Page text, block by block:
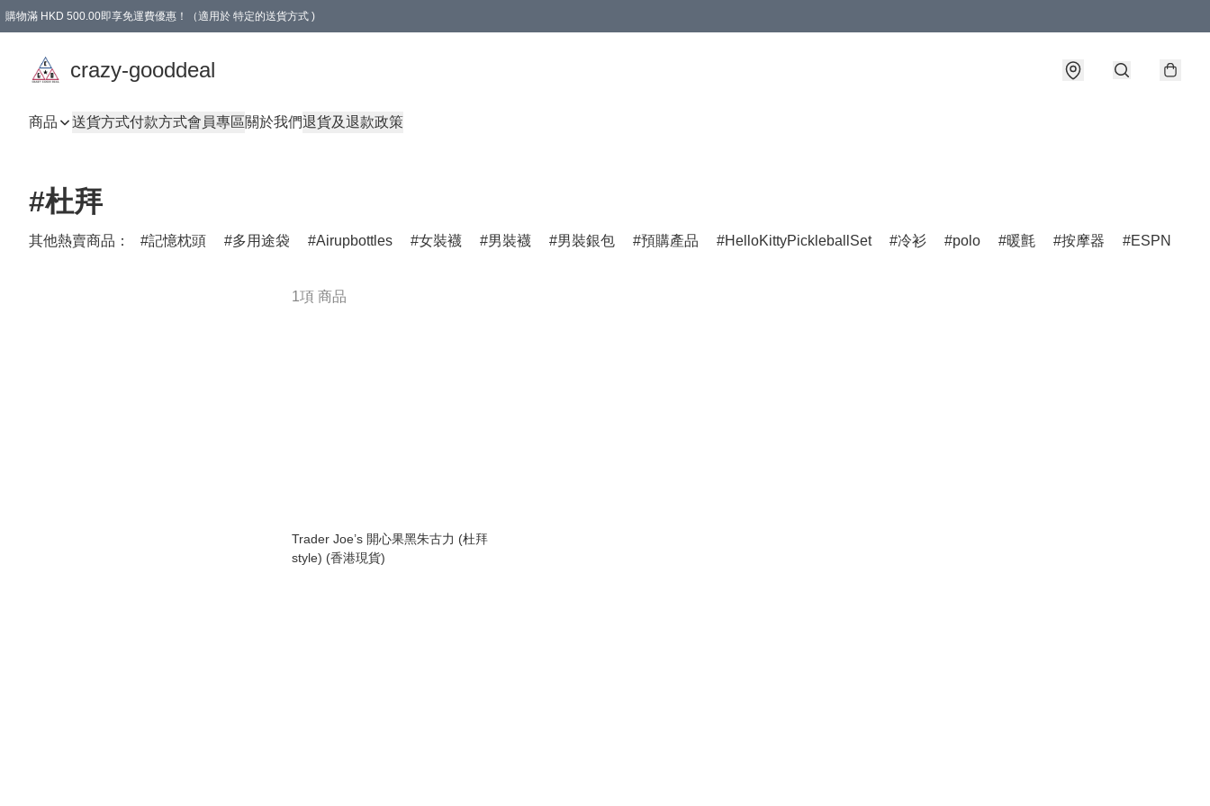
購物滿 HKD 500.00即享免運費優惠！（適用於 特定的送貨方式 )
crazy-gooddeal
商品 送貨方式付款方式會員專區關於我們退貨及退款政策
#杜拜
其他熱賣商品： 記憶枕頭 多用途袋 Airupbottles 女裝襪 男裝襪 男裝銀包 預購產品 HelloKittyPickleballSet 冷衫 polo 暖氈 按摩器 ESPN
1項 商品
Trader Joe’s 開心果黑朱古力 (杜拜
style) (香港現貨)